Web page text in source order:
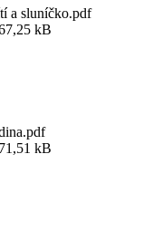
a sluníčko.pdf
kB
kB